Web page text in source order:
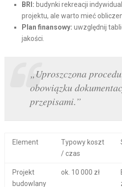
BRI: budynki rekreacji
projektu, ale warto mieć
Plan finansowy: uwzględnij
jakości.
„Uproszczona
obowiązku
przepisami.”
Element
Typowy koszt
/ czas
Projekt
budowlany
ok. 10 000 zł